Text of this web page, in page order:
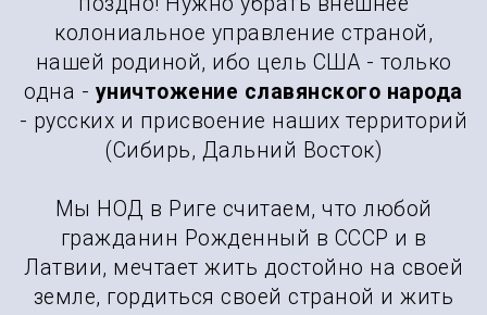
колониальное управление страной,
нашей родиной, ибо цель США - только
одна - уничтожение славянского народа
- русских и присвоение наших территорий
(Сибирь, Дальний Восток)
Мы НОД в Риге считаем, что любой
гражданин Рожденный в СССР и в
Латвии, мечтает жить достойно на своей
земле, гордиться своей страной и жить